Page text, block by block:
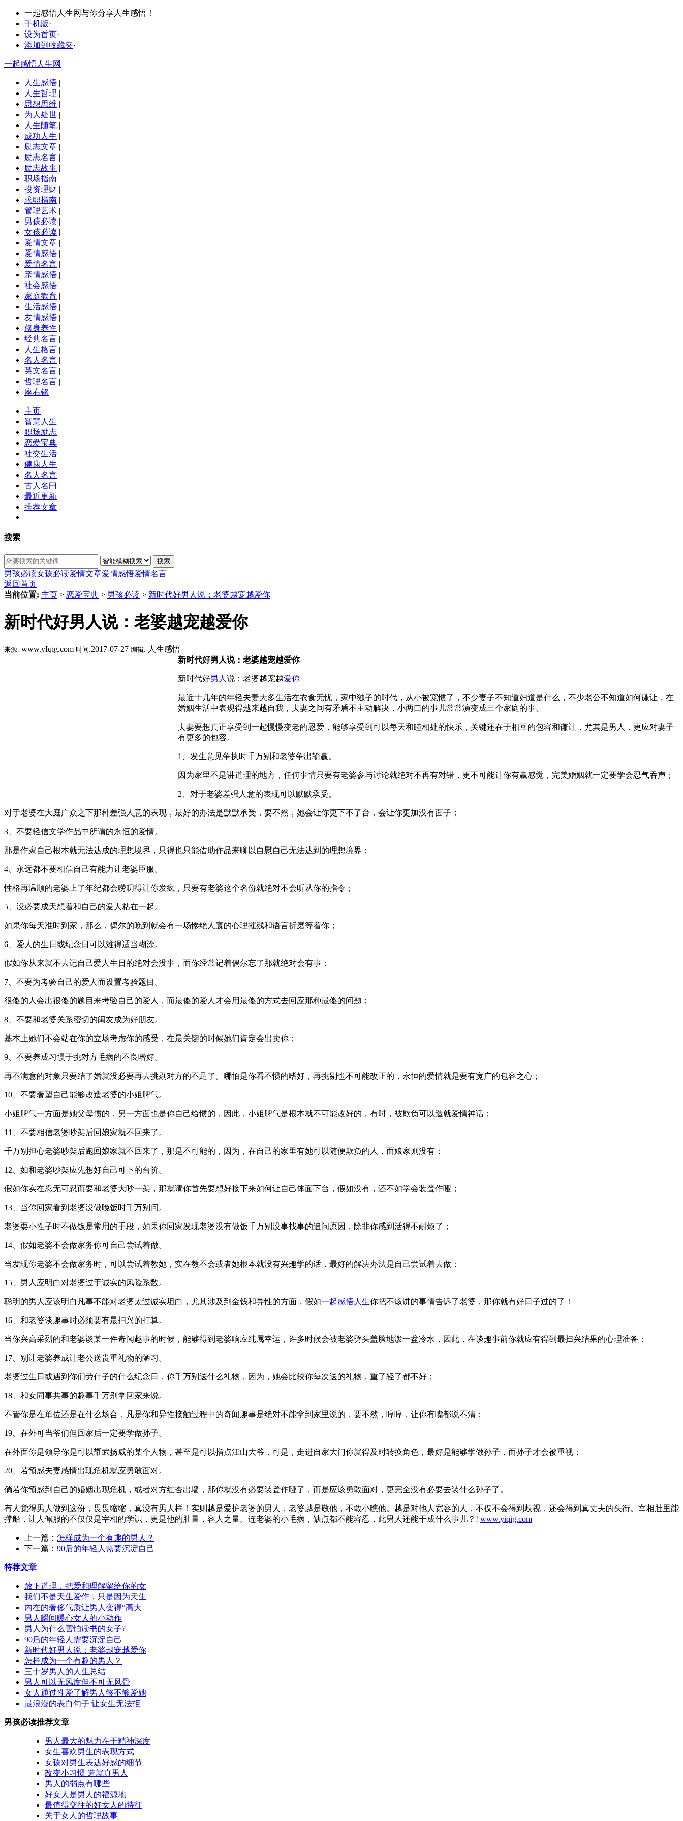
一起感悟人生网与你分享人生感悟！
手机版·
设为首页·
添加到收藏夹·
一起感悟人生网
人生感悟 |
人生哲理 |
思想思维 |
为人处世 |
人生随笔 |
成功人生 |
励志文章 |
励志名言 |
励志故事 |
职场指南
投资理财 |
求职指南 |
管理艺术 |
男孩必读 |
女孩必读 |
爱情文章 |
爱情感悟 |
爱情名言 |
亲情感悟 |
社会感悟
家庭教育 |
生活感悟 |
友情感悟 |
修身养性 |
经典名言 |
人生格言 |
名人名言 |
英文名言 |
哲理名言 |
座右铭
主页
智慧人生
职场励志
恋爱宝典
社交生活
健康人生
名人名言
古人名曰
最近更新
推荐文章
搜索
搜索
男孩必读女孩必读爱情文章爱情感悟爱情名言
返回首页
当前位置: 主页 > 恋爱宝典 > 男孩必读 > 新时代好男人说：老婆越宠越爱你
新时代好男人说：老婆越宠越爱你
来源: www.yIqig.com 时间:2017-07-27 编辑: 人生感悟
新时代好男人说：老婆越宠越爱你
新时代好男人说：老婆越宠越爱你
最近十几年的年轻夫妻大多生活在衣食无忧，家中独子的时代，从小被宠惯了，不少妻子不知道妇道是什么，不少老公不知道如何谦让，在
婚姻生活中表现得越来越自我，夫妻之间有矛盾不主动解决，小两口的事儿常常演变成三个家庭的事。
夫妻要想真正享受到一起慢慢变老的恩爱，能够享受到可以每天和睦相处的快乐，关键还在于相互的包容和谦让，尤其是男人，更应对妻子
有更多的包容。
1、发生意见争执时千万别和老婆争出输赢。
因为家里不是讲道理的地方，任何事情只要有老婆参与讨论就绝对不再有对错，更不可能让你有赢感觉，完美婚姻就一定要学会忍气吞声；
2、对于老婆差强人意的表现可以默默承受。
对于老婆在大庭广众之下那种差强人意的表现，最好的办法是默默承受，要不然，她会让你更下不了台，会让你更加没有面子；
3、不要轻信文学作品中所谓的永恒的爱情。
那是作家自己根本就无法达成的理想境界，只得也只能借助作品来聊以自慰自己无法达到的理想境界；
4、永远都不要相信自己有能力让老婆臣服。
性格再温顺的老婆上了年纪都会唠叨得让你发疯，只要有老婆这个名份就绝对不会听从你的指令；
5、没必要成天想着和自己的爱人粘在一起。
如果你每天准时到家，那么，偶尔的晚到就会有一场惨绝人寰的心理摧残和语言折磨等着你；
6、爱人的生日或纪念日可以难得适当糊涂。
假如你从来就不去记自己爱人生日的绝对会没事，而你经常记着偶尔忘了那就绝对会有事；
7、不要为考验自己的爱人而设置考验题目。
很傻的人会出很傻的题目来考验自己的爱人，而最傻的爱人才会用最傻的方式去回应那种最傻的问题；
8、不要和老婆关系密切的闺友成为好朋友。
基本上她们不会站在你的立场考虑你的感受，在最关键的时候她们肯定会出卖你；
9、不要养成习惯于挑对方毛病的不良嗜好。
再不满意的对象只要结了婚就没必要再去挑剔对方的不足了。哪怕是你看不惯的嗜好，再挑剔也不可能改正的，永恒的爱情就是要有宽广的包容之心；
10、不要奢望自己能够改造老婆的小姐脾气。
小姐脾气一方面是她父母惯的，另一方面也是你自己给惯的，因此，小姐脾气是根本就不可能改好的，有时，被欺负可以造就爱情神话；
11、不要相信老婆吵架后回娘家就不回来了。
千万别担心老婆吵架后跑回娘家就不回来了，那是不可能的，因为，在自己的家里有她可以随便欺负的人，而娘家则没有；
12、如和老婆吵架应先想好自己可下的台阶。
假如你实在忍无可忍而要和老婆大吵一架，那就请你首先要想好接下来如何让自己体面下台，假如没有，还不如学会装聋作哑；
13、当你回家看到老婆没做晚饭时千万别问。
老婆耍小性子时不做饭是常用的手段，如果你回家发现老婆没有做饭千万别没事找事的追问原因，除非你感到活得不耐烦了；
14、假如老婆不会做家务你可自己尝试着做。
当发现你老婆不会做家务时，可以尝试着教她，实在教不会或者她根本就没有兴趣学的话，最好的解决办法是自己尝试着去做；
15、男人应明白对老婆过于诚实的风险系数。
聪明的男人应该明白凡事不能对老婆太过诚实坦白，尤其涉及到金钱和异性的方面，假如一起感悟人生你把不该讲的事情告诉了老婆，那你就有好日子过的了！
16、和老婆谈趣事时必须要有最扫兴的打算。
当你兴高采烈的和老婆谈某一件奇闻趣事的时候，能够得到老婆响应纯属幸运，许多时候会被老婆劈头盖脸地泼一盆冷水，因此，在谈趣事前你就应有得到最扫兴结果的心理准备；
17、别让老婆养成让老公送贵重礼物的陋习。
老婆过生日或遇到你们劳什子的什么纪念日，你千万别送什么礼物，因为，她会比较你每次送的礼物，重了轻了都不好；
18、和女同事共事的趣事千万别拿回家来说。
不管你是在单位还是在什么场合，凡是你和异性接触过程中的奇闻趣事是绝对不能拿到家里说的，要不然，哼哼，让你有嘴都说不清；
19、在外可当爷们但回家后一定要学做孙子。
在外面你是领导你是可以耀武扬威的某个人物，甚至是可以指点江山大爷，可是，走进自家大门你就得及时转换角色，最好是能够学做孙子，而孙子才会被重视；
20、若预感夫妻感情出现危机就应勇敢面对。
倘若你预感到自己的婚姻出现危机，或者对方红杏出墙，那你就没有必要装聋作哑了，而是应该勇敢面对，更完全没有必要去装什么孙子了。
有人觉得男人做到这份，畏畏缩缩，真没有男人样！实则越是爱护老婆的男人，老婆越是敬他，不敢小瞧他。越是对他人宽容的人，不仅不会得到歧视，还会得到真丈夫的头衔。宰相肚里能
撑船，让人佩服的不仅仅是宰相的学识，更是他的肚量，容人之量。连老婆的小毛病，缺点都不能容忍，此男人还能干成什么事儿？! www.yiqig.com
上一篇： 怎样成为一个有趣的男人？
下一篇： 90后的年轻人需要沉淀自己
特荐文章
放下道理，把爱和理解留给你的女
我们不是天生爱作，只是因为天生
内在的奢侈气质让男人变得“高大
男人瞬间暖心女人的小动作
男人为什么害怕读书的女子?
90后的年轻人需要沉淀自己
新时代好男人说：老婆越宠越爱你
怎样成为一个有趣的男人？
三十岁男人的人生总结
男人可以无风度但不可无风骨
女人通过性爱了解男人够不够爱她
最浪漫的表白句子 让女生无法拒
男孩必读推荐文章
男人最大的魅力在于精神深度
女生喜欢男生的表现方式
女孩对男生表达好感的细节
改变小习惯 造就真男人
男人的弱点有哪些
好女人是男人的福源地
最值得交往的好女人的特征
关于女人的哲理故事